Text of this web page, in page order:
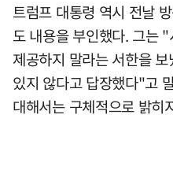
트럼프 대통령 역시 전날
도 내용을 부인했다. 그는
제공하지 말라는 서한을
있지 않다고 답장했다"고
대해서는 구체적으로 밝히